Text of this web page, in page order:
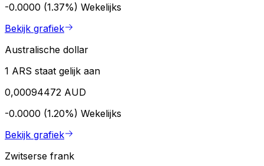
-0.0000 (1.37%) Wekelijks
Bekijk grafiek
Australische dollar
1 ARS staat gelijk aan
0,00094472 AUD
-0.0000 (1.20%) Wekelijks
Bekijk grafiek
Zwitserse frank